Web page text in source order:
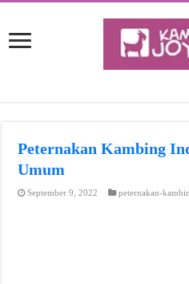
Peternakan Kambing
Umum
September 9, 2022 peternakan-